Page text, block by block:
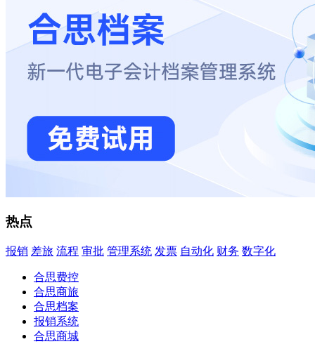
热点
报销 差旅 流程 审批 管理系统 发票 自动化 财务 数字化
合思费控
合思商旅
合思档案
报销系统
合思商城